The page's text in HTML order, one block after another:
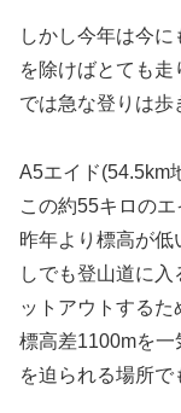
しかし今年は今
を除けばとても
では急な登りは歩
A5エイド(54.5km
この約55キロのエ
昨年より標高が
しでも登山道に
ットアウトする
標高差1100mを
を迫られる場所で